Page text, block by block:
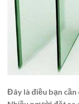
Đây là điều bạn cần